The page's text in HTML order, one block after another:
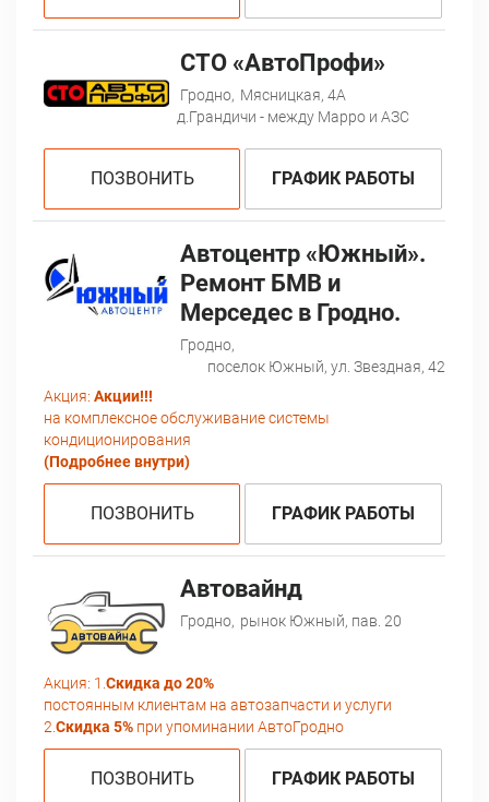
СТО «АвтоПрофи»
Гродно, Мясницкая, 4А
д.Грандичи - между Марро и АЗС
ПОЗВОНИТЬ ГРАФИК РАБОТЫ
Автоцентр «Южный».
Ремонт БМВ и
Мерседес в Гродно.
Гродно,
поселок Южный, ул. Звездная, 42
Акция: Акции!!!
на комплексное обслуживание системы
кондиционирования
(Подробнее внутри)
ПОЗВОНИТЬ ГРАФИК РАБОТЫ
Автовайнд
Гродно, рынок Южный, пав. 20
Акция: 1. Скидка до 20%
постоянным клиентам на автозапчасти и услуги
2. Скидка 5% при упоминании АвтоГродно
ПОЗВОНИТЬ ГРАФИК РАБОТЫ